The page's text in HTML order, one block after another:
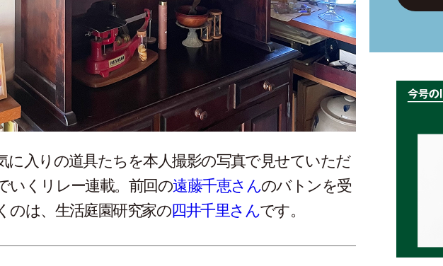
に入りの道具たちを本人撮影の写真で見せていただ
いくリレー連載。前回の遠藤千恵さんのバトンを受
のは、生活庭園研究家の四井千里さんです。